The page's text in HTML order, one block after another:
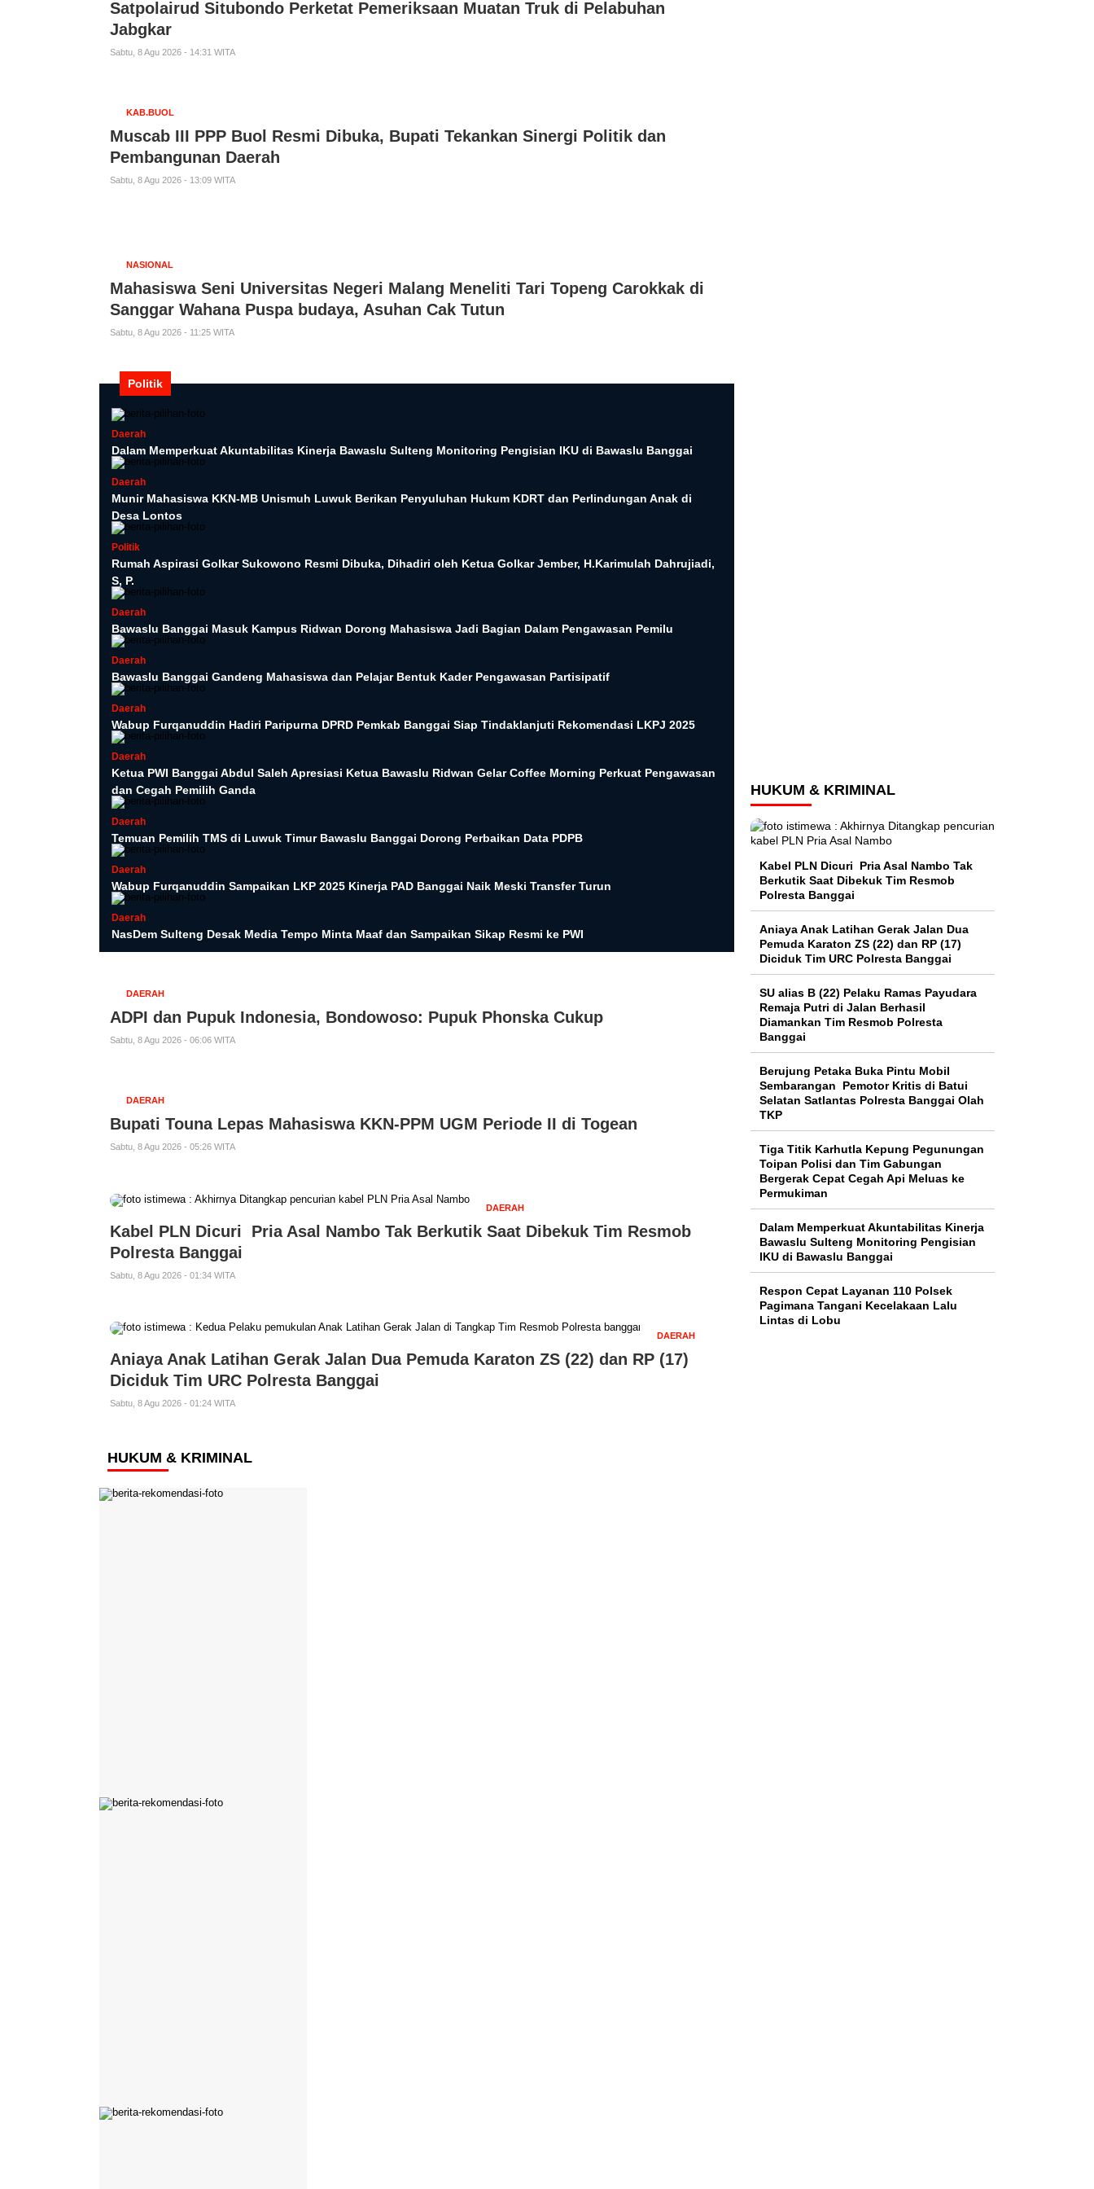
Satpolairud Situbondo Perketat Pemeriksaan Muatan Truk di Pelabuhan
Jabgkar
Sabtu, 8 Agu 2026 - 14:31 WITA
KAB.BUOL
Muscab III PPP Buol Resmi Dibuka, Bupati Tekankan Sinergi Politik dan
Pembangunan Daerah
Sabtu, 8 Agu 2026 - 13:09 WITA
NASIONAL
Mahasiswa Seni Universitas Negeri Malang Meneliti Tari Topeng Carokkak di
Sanggar Wahana Puspa budaya, Asuhan Cak Tutun
Sabtu, 8 Agu 2026 - 11:25 WITA
Politik
Daerah
Dalam Memperkuat Akuntabilitas Kinerja Bawaslu Sulteng Monitoring Pengisian IKU di Bawaslu Banggai
Daerah
Munir Mahasiswa KKN-MB Unismuh Luwuk Berikan Penyuluhan Hukum KDRT dan Perlindungan Anak di
Desa Lontos
Politik
Rumah Aspirasi Golkar Sukowono Resmi Dibuka, Dihadiri oleh Ketua Golkar Jember, H.Karimulah Dahrujiadi,
S, P.
Daerah
Bawaslu Banggai Masuk Kampus Ridwan Dorong Mahasiswa Jadi Bagian Dalam Pengawasan Pemilu
Daerah
Bawaslu Banggai Gandeng Mahasiswa dan Pelajar Bentuk Kader Pengawasan Partisipatif
Daerah
Wabup Furqanuddin Hadiri Paripurna DPRD Pemkab Banggai Siap Tindaklanjuti Rekomendasi LKPJ 2025
Daerah
Ketua PWI Banggai Abdul Saleh Apresiasi Ketua Bawaslu Ridwan Gelar Coffee Morning Perkuat Pengawasan
dan Cegah Pemilih Ganda
Daerah
Temuan Pemilih TMS di Luwuk Timur Bawaslu Banggai Dorong Perbaikan Data PDPB
Daerah
Wabup Furqanuddin Sampaikan LKP 2025 Kinerja PAD Banggai Naik Meski Transfer Turun
Daerah
NasDem Sulteng Desak Media Tempo Minta Maaf dan Sampaikan Sikap Resmi ke PWI
DAERAH
ADPI dan Pupuk Indonesia, Bondowoso: Pupuk Phonska Cukup
Sabtu, 8 Agu 2026 - 06:06 WITA
DAERAH
Bupati Touna Lepas Mahasiswa KKN-PPM UGM Periode II di Togean
Sabtu, 8 Agu 2026 - 05:26 WITA
DAERAH
Kabel PLN Dicuri Pria Asal Nambo Tak Berkutik Saat Dibekuk Tim Resmob
Polresta Banggai
Sabtu, 8 Agu 2026 - 01:34 WITA
DAERAH
Aniaya Anak Latihan Gerak Jalan Dua Pemuda Karaton ZS (22) dan RP (17)
Diciduk Tim URC Polresta Banggai
Sabtu, 8 Agu 2026 - 01:24 WITA
HUKUM & KRIMINAL
HUKUM & KRIMINAL
Kabel PLN Dicuri Pria Asal Nambo Tak
Berkutik Saat Dibekuk Tim Resmob
Polresta Banggai
Aniaya Anak Latihan Gerak Jalan Dua
Pemuda Karaton ZS (22) dan RP (17)
Diciduk Tim URC Polresta Banggai
SU alias B (22) Pelaku Ramas Payudara
Remaja Putri di Jalan Berhasil
Diamankan Tim Resmob Polresta
Banggai
Berujung Petaka Buka Pintu Mobil
Sembarangan Pemotor Kritis di Batui
Selatan Satlantas Polresta Banggai Olah
TKP
Tiga Titik Karhutla Kepung Pegunungan
Toipan Polisi dan Tim Gabungan
Bergerak Cepat Cegah Api Meluas ke
Permukiman
Dalam Memperkuat Akuntabilitas Kinerja
Bawaslu Sulteng Monitoring Pengisian
IKU di Bawaslu Banggai
Respon Cepat Layanan 110 Polsek
Pagimana Tangani Kecelakaan Lalu
Lintas di Lobu